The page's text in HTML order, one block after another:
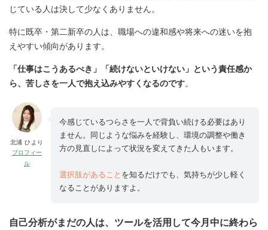
じている人は決して少なくありません。
特に既卒・第二新卒の人は、職場への違和感や将来への迷いを抱
えやすい傾向があります。
「仕事はこうあるべき」「続けないといけない」という責任感か
ら、苦しさを一人で抱え込みやすくなるのです。
北浦 ひより
プロフィー
ル
今感じているつらさを一人で背負い続ける必要はあり
ません。同じような悩みを経験し、環境の調整や働き
方の見直しによって状況を変えてきた人もいます。
選択肢があること を知るだけでも、気持ちが少し軽く
なることがありますよ。
自己分析がまだの人は、ツールを活用して今月中に終わら